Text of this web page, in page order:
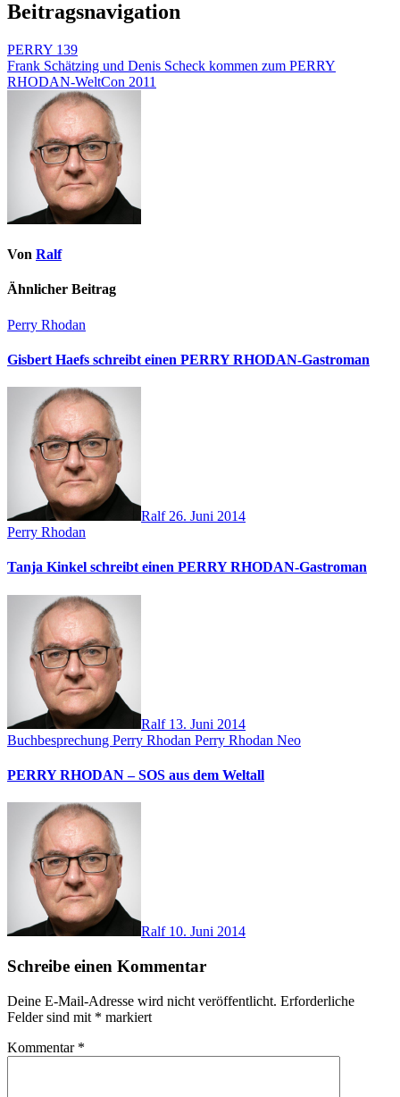
Beitragsnavigation
PERRY 139
Frank Schätzing und Denis Scheck kommen zum PERRY
RHODAN-WeltCon 2011
Von Ralf
Ähnlicher Beitrag
Perry Rhodan
Gisbert Haefs schreibt einen PERRY RHODAN-Gastroman
Ralf 26. Juni 2014
Perry Rhodan
Tanja Kinkel schreibt einen PERRY RHODAN-Gastroman
Ralf 13. Juni 2014
Buchbesprechung Perry Rhodan Perry Rhodan Neo
PERRY RHODAN – SOS aus dem Weltall
Ralf 10. Juni 2014
Schreibe einen Kommentar
Deine E-Mail-Adresse wird nicht veröffentlicht. Erforderliche
Felder sind mit * markiert
Kommentar *